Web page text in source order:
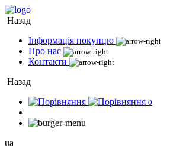
Назад
Інформація покупцю
Про нас
Контакти
Назад
0
ua